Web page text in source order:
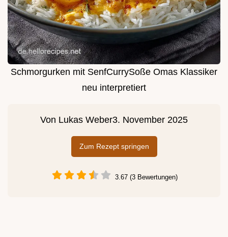
Schmorgurken mit SenfCurrySoße Omas Klassiker
neu interpretiert
Von Lukas Weber3. November 2025
Zum Rezept springen
3.67 (3 Bewertungen)